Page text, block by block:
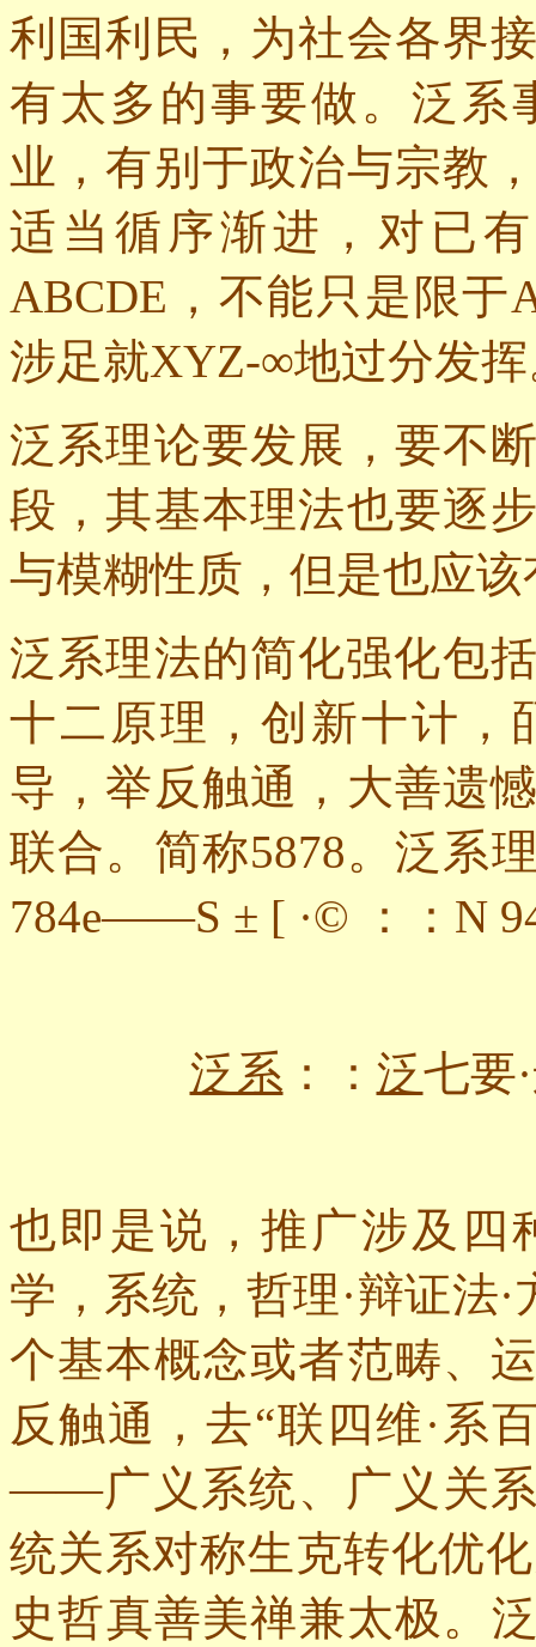
利国利民，为社会各界
有太多的事要做。泛系
业，有别于政治与宗教
适当循序渐进，对已
ABCDE ，不能只是限于
涉足就XYZ-∞地过分发
泛系理论要发展，要不
段，其基本理法也要逐
与模糊性质，但是也应
泛系理法的简化强化包
十二原理，创新十计，
导，举反触通，大善遗
联合。简称5878。泛系
784e——S ± [ ·© ：： N
泛系 ：： 泛七要
也即是说，推广涉及四
学，系统，哲理·辩证法
个基本概念或者范畴、
反触通，去“联四维·系
——广义系统、广义关
统关系对称生克转化优
史哲真善美禅兼太极。